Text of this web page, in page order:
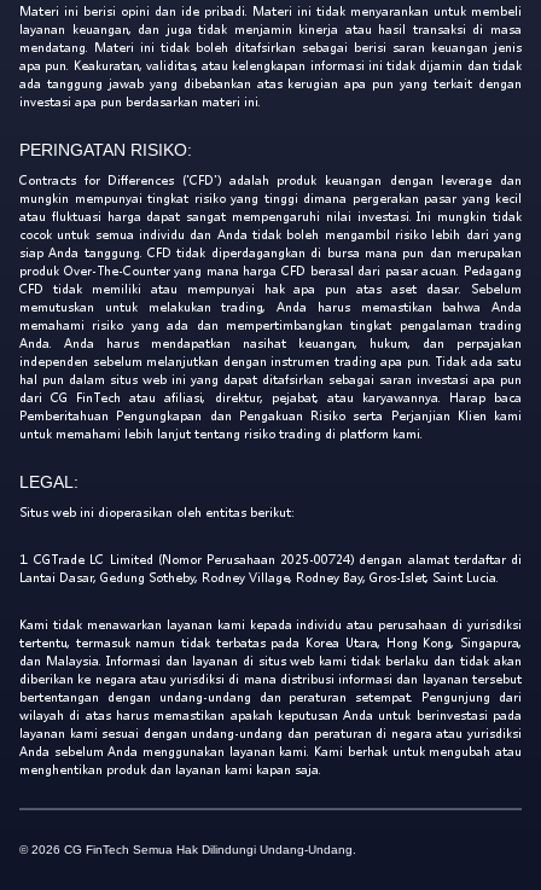
Materi ini berisi opini dan ide pribadi. Materi ini tidak menyarankan untuk membeli
layanan keuangan, dan juga tidak menjamin kinerja atau hasil transaksi di masa
mendatang. Materi ini tidak boleh ditafsirkan sebagai berisi saran keuangan jenis
apa pun. Keakuratan, validitas, atau kelengkapan informasi ini tidak dijamin dan tidak
ada tanggung jawab yang dibebankan atas kerugian apa pun yang terkait dengan
investasi apa pun berdasarkan materi ini.
PERINGATAN RISIKO:
Contracts for Differences ('CFD') adalah produk keuangan dengan leverage dan
mungkin mempunyai tingkat risiko yang tinggi dimana pergerakan pasar yang kecil
atau fluktuasi harga dapat sangat mempengaruhi nilai investasi. Ini mungkin tidak
cocok untuk semua individu dan Anda tidak boleh mengambil risiko lebih dari yang
siap Anda tanggung. CFD tidak diperdagangkan di bursa mana pun dan merupakan
produk Over-The-Counter yang mana harga CFD berasal dari pasar acuan. Pedagang
CFD tidak memiliki atau mempunyai hak apa pun atas aset dasar. Sebelum
memutuskan untuk melakukan trading, Anda harus memastikan bahwa Anda
memahami risiko yang ada dan mempertimbangkan tingkat pengalaman trading
Anda. Anda harus mendapatkan nasihat keuangan, hukum, dan perpajakan
independen sebelum melanjutkan dengan instrumen trading apa pun. Tidak ada satu
hal pun dalam situs web ini yang dapat ditafsirkan sebagai saran investasi apa pun
dari CG FinTech atau afiliasi, direktur, pejabat, atau karyawannya. Harap baca
Pemberitahuan Pengungkapan dan Pengakuan Risiko serta Perjanjian Klien kami
untuk memahami lebih lanjut tentang risiko trading di platform kami.
LEGAL:
Situs web ini dioperasikan oleh entitas berikut:
1. CGTrade LC Limited (Nomor Perusahaan 2025-00724) dengan alamat terdaftar di
Lantai Dasar, Gedung Sotheby, Rodney Village, Rodney Bay, Gros-Islet, Saint Lucia.
Kami tidak menawarkan layanan kami kepada individu atau perusahaan di yurisdiksi
tertentu, termasuk namun tidak terbatas pada Korea Utara, Hong Kong, Singapura,
dan Malaysia. Informasi dan layanan di situs web kami tidak berlaku dan tidak akan
diberikan ke negara atau yurisdiksi di mana distribusi informasi dan layanan tersebut
bertentangan dengan undang-undang dan peraturan setempat. Pengunjung dari
wilayah di atas harus memastikan apakah keputusan Anda untuk berinvestasi pada
layanan kami sesuai dengan undang-undang dan peraturan di negara atau yurisdiksi
Anda sebelum Anda menggunakan layanan kami. Kami berhak untuk mengubah atau
menghentikan produk dan layanan kami kapan saja.
© 2026 CG FinTech Semua Hak Dilindungi Undang-Undang.